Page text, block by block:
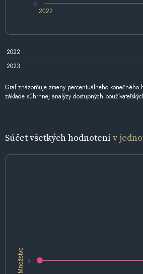
2022
0
2022
2023
Graf znázorňuje zmeny percentuálneho konečného
základe súhrnnej analýzy dostupných
Súčet všetkých hodnotenív
Množstvo 5